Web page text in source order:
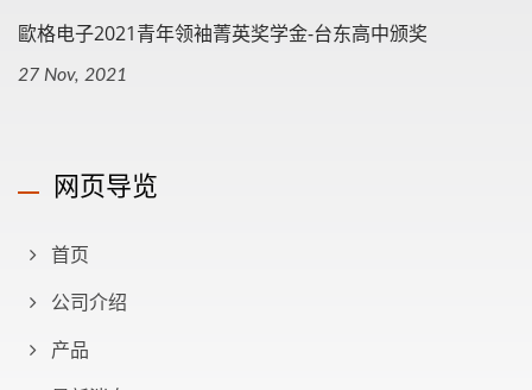
歐格电子2021青年领袖菁英奖学金-台东高中颁奖
27 Nov, 2021
网页导览
首页
公司介绍
产品